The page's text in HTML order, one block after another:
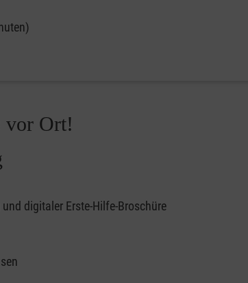
vor Ort!
digitaler Erste-Hilfe-Broschüre